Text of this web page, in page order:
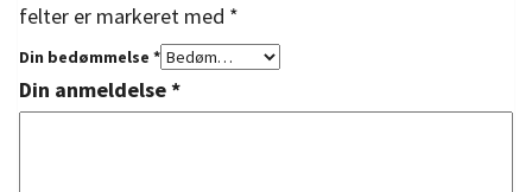
felter er markeret med *
Din bedømmelse *
Din anmeldelse*